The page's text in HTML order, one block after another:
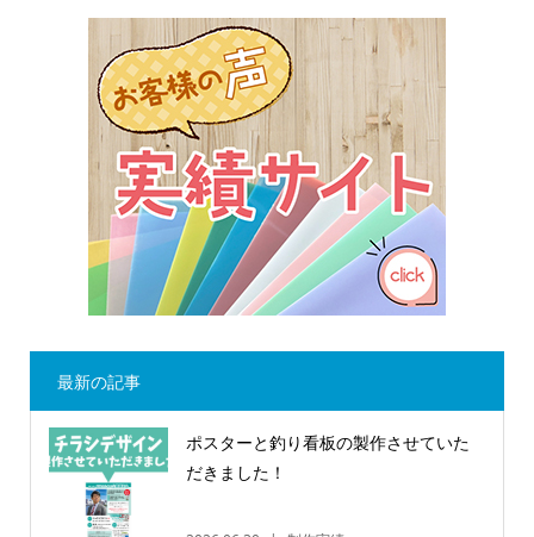
最新の記事
ポスターと釣り看板の製作させていた
だきました！